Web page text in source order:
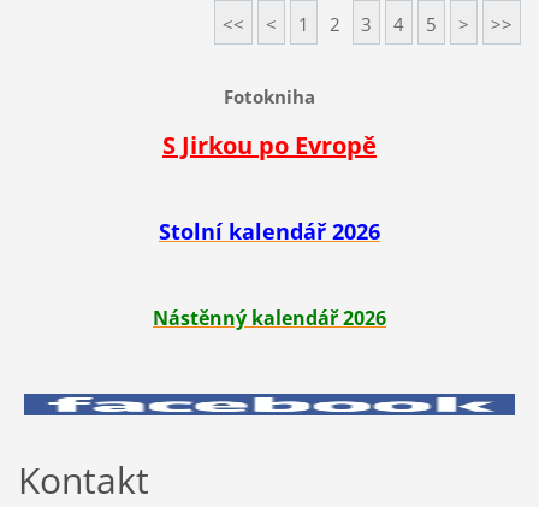
<< < 1 2 3 4 5 > >>
Fotokniha
S Jirkou po Evropě
Stolní kalendář 2026
Nástěnný kalendář 2026
Kontakt